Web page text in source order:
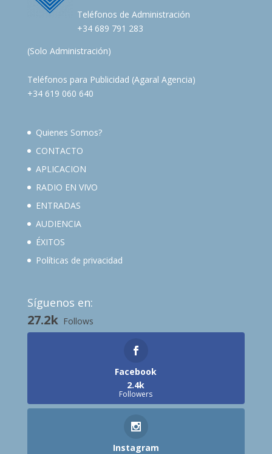
Teléfonos de Administración
+34 689 791 283
(Solo Administración)
Teléfonos para Publicidad (Agaral Agencia)
+34 619 060 640
Quienes Somos?
CONTACTO
APLICACION
RADIO EN VIVO
ENTRADAS
AUDIENCIA
ÉXITOS
Políticas de privacidad
Síguenos en:
27.2k Follows
Facebook
2.4k
Followers
Instagram